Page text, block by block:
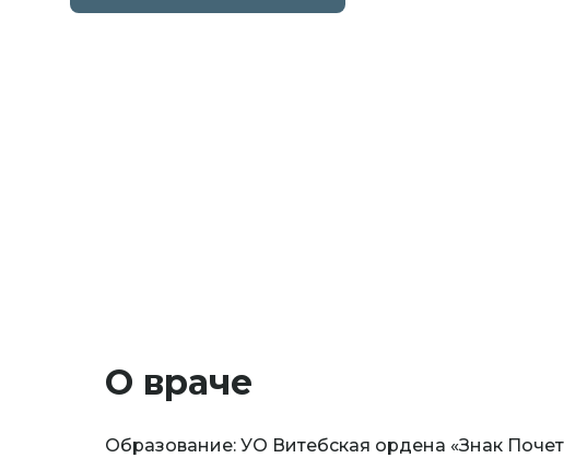
О враче
Образование: УО Витебская ордена «Знак